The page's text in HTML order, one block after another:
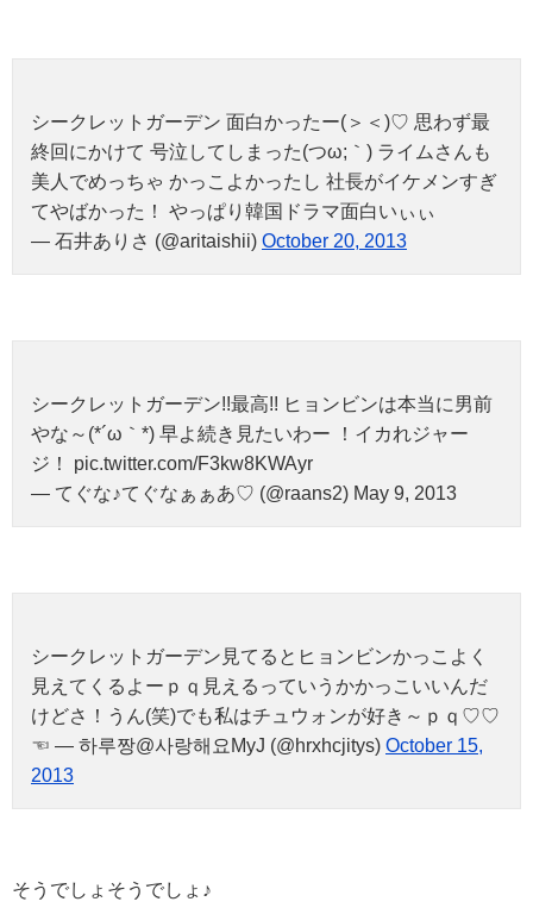
シークレットガーデン 面白かったー(＞＜)♡ 思わず最
終回にかけて 号泣してしまった(つω;｀) ライムさんも
美人でめっちゃ かっこよかったし 社長がイケメンすぎ
てやばかった！ やっぱり韓国ドラマ面白いぃぃ
— 石井ありさ (@aritaishii) October 20, 2013
シークレットガーデン!!最高!! ヒョンビンは本当に男前
やな～(*´ω｀*) 早よ続き見たいわー ！イカれジャー
ジ！ pic.twitter.com/F3kw8KWAyr
— てぐな♪てぐなぁぁあ♡ (@raans2) May 9, 2013
シークレットガーデン見てるとヒョンビンかっこよく
見えてくるよーｐｑ見えるっていうかかっこいいんだ
けどさ！うん(笑)でも私はチュウォンが好き～ｐｑ♡♡
☜ — 하루짱@사랑해요MyJ (@hrxhcjitys) October 15,
2013
そうでしょそうでしょ♪